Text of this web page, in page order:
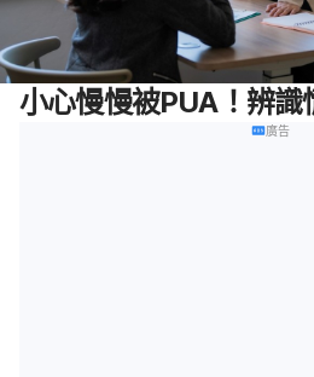
小心慢慢被PUA！辨
廣告